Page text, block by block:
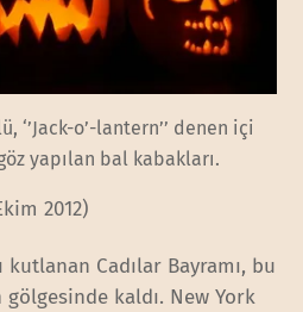
‘’Jack-o’-lantern’’ denen içi
yapılan bal kabakları.
2012)
kutlanan Cadılar Bayramı, bu
gölgesinde kaldı. New York